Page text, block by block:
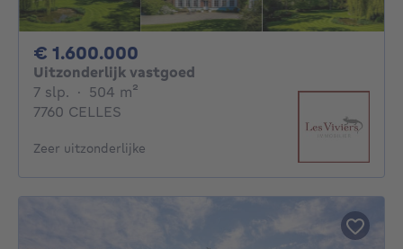
€ 1.600.000
Uitzonderlijk vastgoed
7 slp. 7 slaapkamers
· 504 m²
7760 CELLES
Zeer uitzonderlijke